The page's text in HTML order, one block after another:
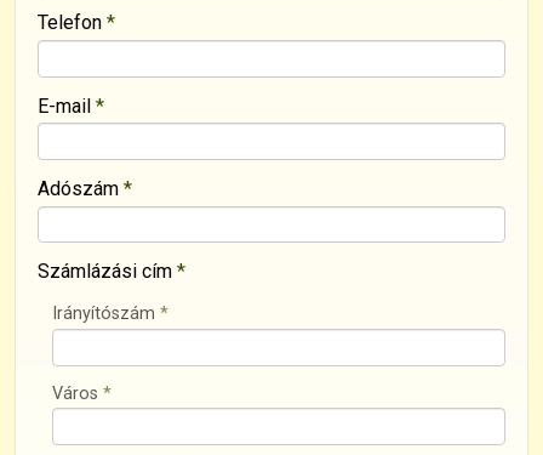
-
-
Telefon *
E-mail *
Adószám *
Számlázási cím *
Irányítószám *
Város *